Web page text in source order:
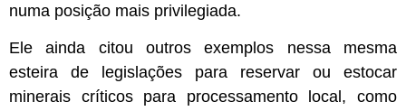
numa posição mais privilegiada.
Ele ainda citou outros exemplos nessa mesma
esteira de legislações para reservar ou estocar
minerais críticos para processamento local, como